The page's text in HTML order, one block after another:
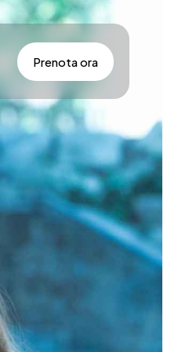
Prenota ora